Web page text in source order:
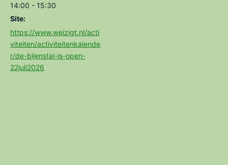
14:00 - 15:30
Site:
https://www.weizigt.nl/acti
viteiten/activiteitenkalende
r/de-bijenstal-is-open-
22juli2026